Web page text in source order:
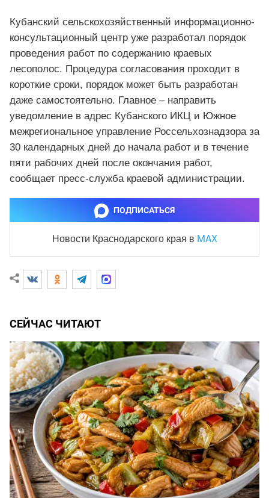
Кубанский сельскохозяйственный информационно-
консультационный центр уже разработал порядок
проведения работ по содержанию краевых
лесополос. Процедура согласования проходит в
короткие сроки, порядок может быть разработан
даже самостоятельно. Главное – направить
уведомление в адрес Кубанского ИКЦ и Южное
межрегиональное управление Россельхознадзора за
30 календарных дней до начала работ и в течение
пяти рабочих дней после окончания работ,
сообщает пресс-служба краевой администрации.
ПОДПИСАТЬСЯ
Новости Краснодарского края в MAX
СЕЙЧАС ЧИТАЮТ